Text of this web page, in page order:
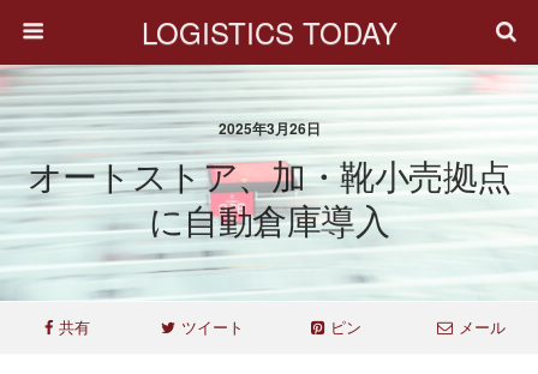
LOGISTICS TODAY
2025年3月26日
オートストア、加・靴小売拠点
に自動倉庫導入
共有 ツイート ピン メール